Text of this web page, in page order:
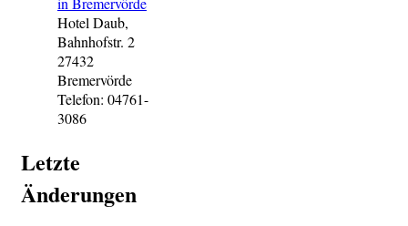
Hotel Daub,
Bahnhofstr. 2
27432
Bremervörde
Telefon: 04761-
3086
Letzte
Änderungen